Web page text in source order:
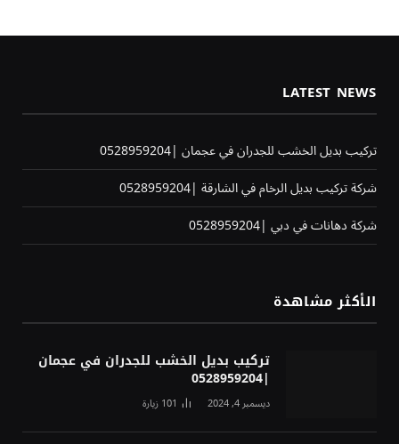
LATEST NEWS
تركيب بديل الخشب للجدران في عجمان |0528959204
شركة تركيب بديل الرخام في الشارقة |0528959204
شركة دهانات في دبي |0528959204
الأكثر مشاهدة
تركيب بديل الخشب للجدران في عجمان
|0528959204
ديسمبر 4, 2024 101زيارة